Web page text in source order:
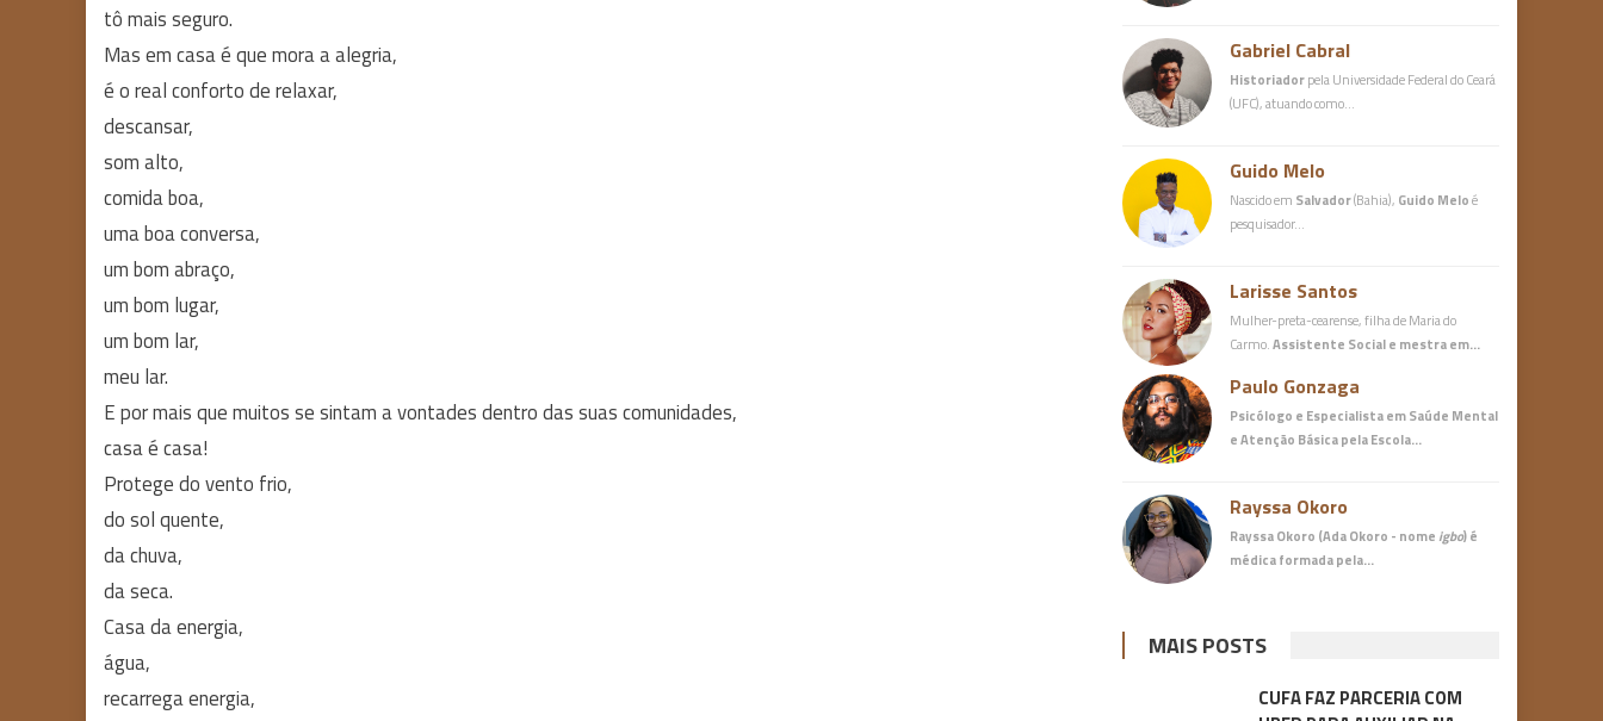
tô mais seguro.
Mas em casa é que mora a alegria,
é o real conforto de relaxar,
descansar,
som alto,
comida boa,
uma boa conversa,
um bom abraço,
um bom lugar,
um bom lar,
meu lar.
E por mais que muitos se sintam a vontades dentro das suas comunidades,
casa é casa!
Protege do vento frio,
do sol quente,
da chuva,
da seca.
Casa da energia,
água,
recarrega energia,
Gabriel Cabral
Historiadorpela Universidade Federal do Ceará
(UFC), atuando como…
Guido Melo
Nascido em Salvador(Bahia), Guido Meloé
pesquisador…
Larisse Santos
Mulher-preta-cearense, filha de Maria do
Carmo.Assistente Social e mestra em…
Paulo Gonzaga
Psicólogo e Especialista em Saúde Mental
e Atenção Básicapela Escola…
Rayssa Okoro
Rayssa Okoro (Ada Okoro - nome igbo) é
médicaformada pela…
MAIS POSTS
CUFA FAZ PARCERIA COM